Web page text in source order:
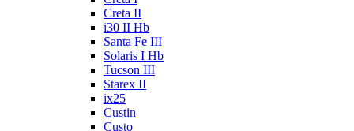
Creta II
i30 II Hb
Santa Fe III
Solaris I Hb
Tucson III
Starex II
ix25
Custin
Custo